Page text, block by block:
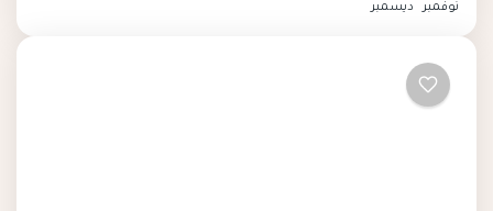
نوفمبر
ديسمبر